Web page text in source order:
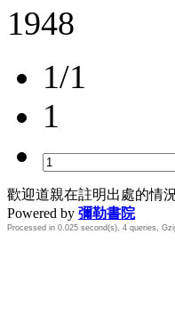
1948
1/1
1
歡迎道親在註明出處的情
Powered by 彌勒書院
Processed in 0.025 second(s), 4 queries,